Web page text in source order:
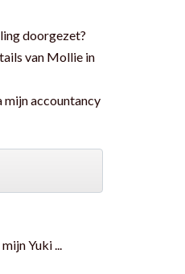
doorgezet?
van Mollie in
mijn accountancy
Yuki ...